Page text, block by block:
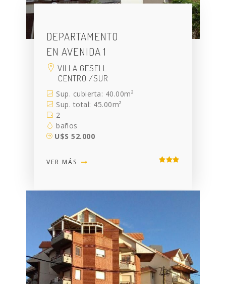
DEPARTAMENTO
EN AVENIDA 1
VILLA GESELL
CENTRO /SUR
Sup. cubierta: 40.00m²
Sup. total: 45.00m²
2
baños
U$S 52.000
VER MÁS